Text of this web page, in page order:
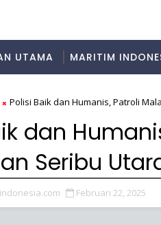
UTAMA MARITIM
Polisi Baik dan Humanis, Patroli
dan
Seribu
Februari 22, 2025